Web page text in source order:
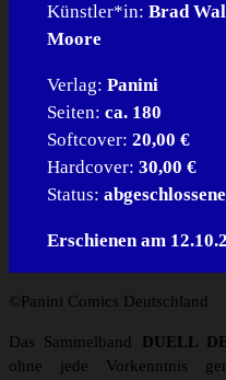
Künstler*in: Brad
Moore
Verlag: Panini
Seiten: ca. 180
Softcover: 20,00 €
Hardcover: 30,00 €
Status:
Erschienen am
©Panini Comics Deutschland
Das Sammelband DUELL
ohne jede Vorkenntnis